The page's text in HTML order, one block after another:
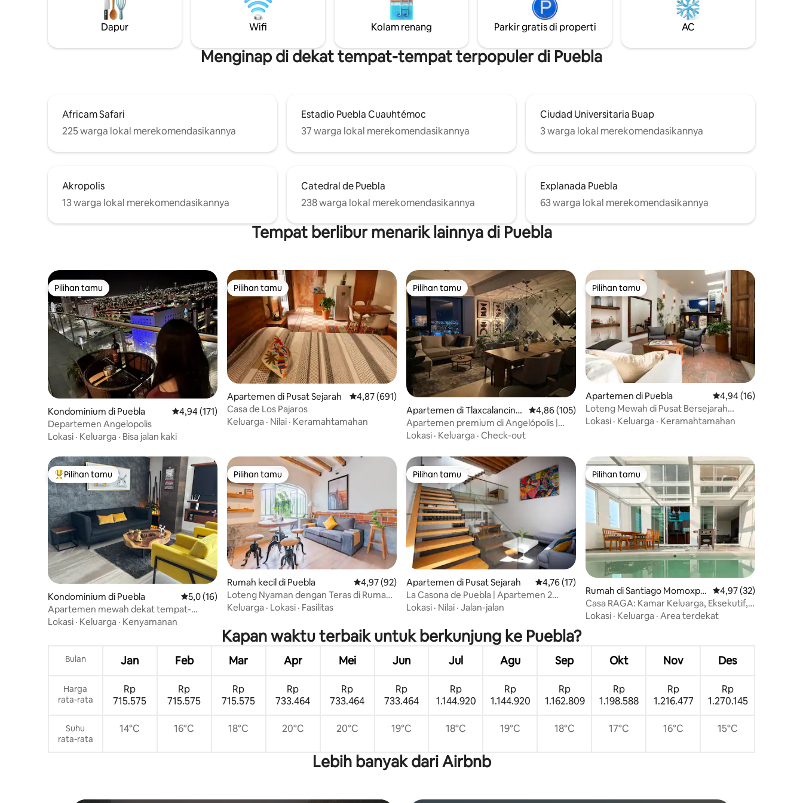
wastafel ganda. Nikmati teras atap
pribadi dengan pemandangan 360° kota
dan gunung berapi. Gedung berpagar
sedan/SUV disertakan.
Dapur Wifi Kolam renang Parkir gratis di properti AC
Menginap di dekat tempat-tempat terpopuler di Puebla
Africam Safari
225 warga lokal merekomendasikannya
Estadio Puebla Cuauhtémoc
37 warga lokal merekomendasikannya
Ciudad Universitaria Buap
3 warga lokal merekomendasikannya
Akropolis
13 warga lokal merekomendasikannya
Catedral de Puebla
238 warga lokal merekomendasikannya
Explanada Puebla
63 warga lokal merekomendasikannya
Tempat berlibur menarik lainnya di Puebla
Pilihan tamu
Pilihan tamu
Kondominium di Puebla Nilai rata-rata 4,94 dari 5, 171 ulasan
4,94 (171)
Departemen Angelopolis
Lokasi · Keluarga · Bisa jalan kaki
Pilihan tamu
Pilihan tamu
Apartemen di Pusat Sejarah Nilai rata-rata 4,87 dari 5, 691 ulasan
4,87 (691)
Casa de Los Pajaros
Keluarga · Nilai · Keramahtamahan
Pilihan tamu
Pilihan tamu
Apartemen di Tlaxcalancing
o
Nilai rata-rata 4,86 dari 5, 105 ulasan
4,86 (105)
Apartemen premium di Angelópolis |
Jacuzzi
Lokasi · Keluarga · Check-out
Pilihan tamu
Pilihan tamu
Apartemen di Puebla Nilai rata-rata 4,94
4,94 (16)
Loteng Mewah di Pusat Bersejarah
Puebla
Lokasi · Keluarga · Keramahtamahan
Pilihan tamu terpopuler
Pilihan tamu
Kondominium di Puebla Nilai rata-rata 5,0 dari 5, 16 ulasan
5,0 (16)
Apartemen mewah dekat tempat-
tempat terbaik di Puebla
Lokasi · Keluarga · Kenyamanan
Pilihan tamu
Pilihan tamu
Rumah kecil di Puebla Nilai rata-rata 4,97 dari 5, 92 ulasan
4,97 (92)
Loteng Nyaman dengan Teras di Rumah
Bersejarah
Keluarga · Lokasi · Fasilitas
Pilihan tamu
Pilihan tamu
Apartemen di Pusat Sejarah Nilai rata-rata 4,76 dari 5, 17 ulasan
4,76 (17)
La Casona de Puebla | Apartemen 2
Kamar Tidur | Pusat Bersejarah
Lokasi · Nilai · Jalan-jalan
Pilihan tamu
Pilihan tamu
Rumah di Santiago Momoxpa
n
Nilai rata-rata 4,97
4,97 (32)
Casa RAGA: Kamar Keluarga, Eksekutif,
dan Nomaden
Lokasi · Keluarga · Area terdekat
Kapan waktu terbaik untuk berkunjung ke Puebla?
Bulan Jan Feb Mar Apr Mei Jun Jul Agu Sep Okt Nov Des
Harga
rata-rata
Rp
715.575
Rp
715.575
Rp
715.575
Rp
733.464
Rp
733.464
Rp
733.464
Rp
1.144.920
Rp
1.144.920
Rp
1.162.809
Rp
1.198.588
Rp
1.216.477
Rp
1.270.145
Suhu
rata-rata
14°C 16°C 18°C 20°C 20°C 19°C 18°C 19°C 18°C 17°C 16°C 15°C
Lebih banyak dari Airbnb